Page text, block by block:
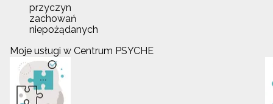
przyczyn
zachowań
niepożądanych
Moje usługi w Centrum PSYCHE